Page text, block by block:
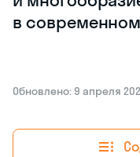
в
Обновлено: 9 апреля